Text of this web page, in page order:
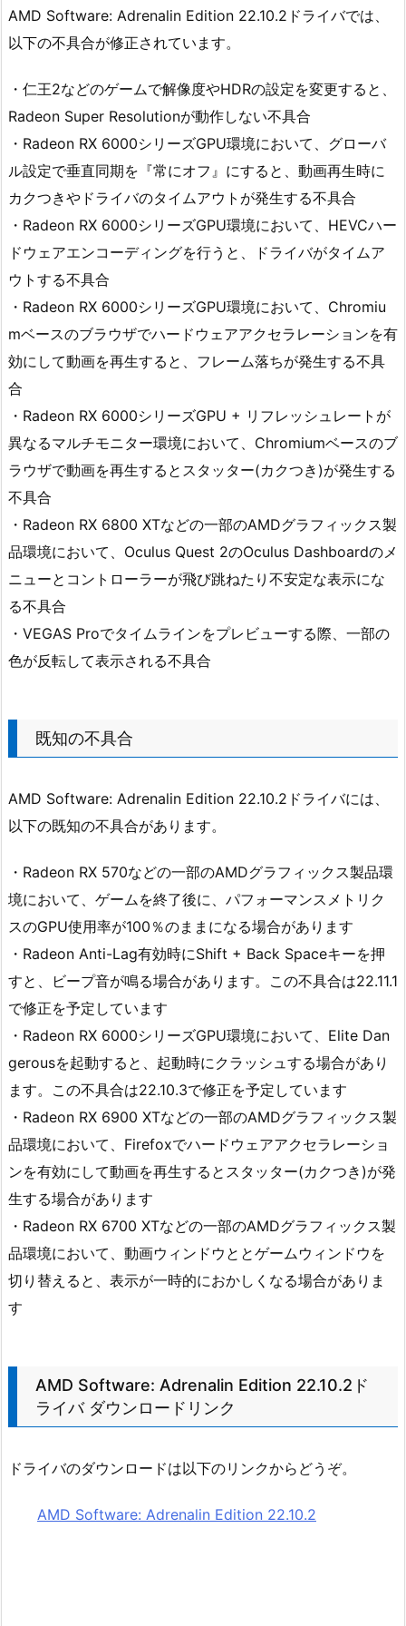
AMD Software: Adrenalin Edition 22.10.2ドライバでは、
以下の不具合が修正されています。
・仁王2などのゲームで解像度やHDRの設定を変更すると、
Radeon Super Resolutionが動作しない不具合
・Radeon RX 6000シリーズGPU環境において、グローバ
ル設定で垂直同期を『常にオフ』にすると、動画再生時に
カクつきやドライバのタイムアウトが発生する不具合
・Radeon RX 6000シリーズGPU環境において、HEVCハー
ドウェアエンコーディングを行うと、ドライバがタイムア
ウトする不具合
・Radeon RX 6000シリーズGPU環境において、Chromiu
mベースのブラウザでハードウェアアクセラレーションを有
効にして動画を再生すると、フレーム落ちが発生する不具
合
・Radeon RX 6000シリーズGPU + リフレッシュレートが
異なるマルチモニター環境において、Chromiumベースのブ
ラウザで動画を再生するとスタッター(カクつき)が発生する
不具合
・Radeon RX 6800 XTなどの一部のAMDグラフィックス製
品環境において、Oculus Quest 2のOculus Dashboardのメ
ニューとコントローラーが飛び跳ねたり不安定な表示にな
る不具合
・VEGAS Proでタイムラインをプレビューする際、一部の
色が反転して表示される不具合
既知の不具合
AMD Software: Adrenalin Edition 22.10.2ドライバには、
以下の既知の不具合があります。
・Radeon RX 570などの一部のAMDグラフィックス製品環
境において、ゲームを終了後に、パフォーマンスメトリク
スのGPU使用率が100％のままになる場合があります
・Radeon Anti-Lag有効時にShift + Back Spaceキーを押
すと、ビープ音が鳴る場合があります。この不具合は22.11.1
で修正を予定しています
・Radeon RX 6000シリーズGPU環境において、Elite Dan
gerousを起動すると、起動時にクラッシュする場合があり
ます。この不具合は22.10.3で修正を予定しています
・Radeon RX 6900 XTなどの一部のAMDグラフィックス製
品環境において、Firefoxでハードウェアアクセラレーショ
ンを有効にして動画を再生するとスタッター(カクつき)が発
生する場合があります
・Radeon RX 6700 XTなどの一部のAMDグラフィックス製
品環境において、動画ウィンドウととゲームウィンドウを
切り替えると、表示が一時的におかしくなる場合がありま
す
AMD Software: Adrenalin Edition 22.10.2ド
ライバ ダウンロードリンク
ドライバのダウンロードは以下のリンクからどうぞ。
AMD Software: Adrenalin Edition 22.10.2